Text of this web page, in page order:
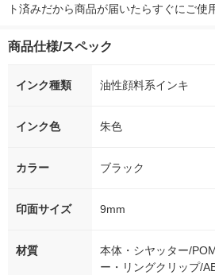
ト済みだから商品が届いたらすぐにご使
商品仕様/スペック
インク種類 油性顔料系インキ
インク色 朱色
カラー ブラック
印面サイズ 9mm
材質
本体・シヤッター/
ー・リングクリップ/